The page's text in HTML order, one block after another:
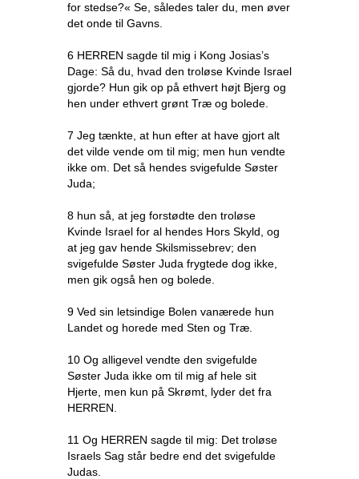
for stedse?« Se, således taler du, men øver
det onde til Gavns.
6 HERREN sagde til mig i Kong Josias’s
Dage: Så du, hvad den troløse Kvinde Israel
gjorde? Hun gik op på ethvert højt Bjerg og
hen under ethvert grønt Træ og bolede.
7 Jeg tænkte, at hun efter at have gjort alt
det vilde vende om til mig; men hun vendte
ikke om. Det så hendes svigefulde Søster
Juda;
8 hun så, at jeg forstødte den troløse
Kvinde Israel for al hendes Hors Skyld, og
at jeg gav hende Skilsmissebrev; den
svigefulde Søster Juda frygtede dog ikke,
men gik også hen og bolede.
9 Ved sin letsindige Bolen vanærede hun
Landet og horede med Sten og Træ.
10 Og alligevel vendte den svigefulde
Søster Juda ikke om til mig af hele sit
Hjerte, men kun på Skrømt, lyder det fra
HERREN.
11 Og HERREN sagde til mig: Det troløse
Israels Sag står bedre end det svigefulde
Judas.